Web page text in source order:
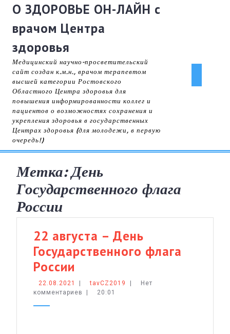
content
О ЗДОРОВЬЕ ОН-ЛАЙН с
врачом Центра
здоровья
Медицинский научно-просветительский
сайт создан к.м.н., врачом терапевтом
высшей категории Ростовского
Областного Центра здоровья для
повышения информированности коллег и
пациентов о возможностях сохранения и
укрепления здоровья в государственных
Центрах здоровья (для молодежи, в первую
очередь!)
Метка:День
Государственного флага
России
22 августа – День
Государственного флага
России
августа
–
22.08.2021 22.08.2021
| tavCZ2019 tavCZ2019
|
Нет
комментариев
| 20:01